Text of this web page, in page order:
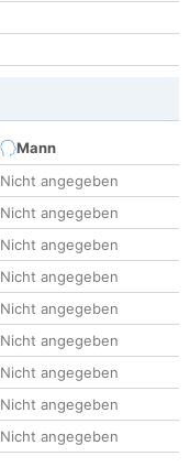
Mann
Nicht angegeben
Nicht angegeben
Nicht angegeben
Nicht angegeben
Nicht angegeben
Nicht angegeben
Nicht angegeben
Nicht angegeben
Nicht angegeben